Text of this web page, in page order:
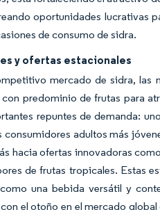
oportunidades lucrativas
de consumo de sidra.
y ofertas estacionales
mercado de sidra, las
predominio de frutas para
repuntes de demanda:
adultos más
hacia ofertas innovadoras
de frutas tropicales. Estas
una bebida versátil y
el otoño en el mercado